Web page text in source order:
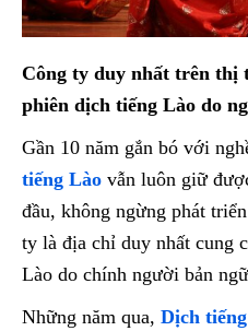
Công ty duy nhất trên thị
phiên dịch tiếng Lào do
Gần 10 năm gắn bó với
tiếng Lào vẫn luôn giữ
đầu, không ngừng phát
ty là địa chỉ duy nhất cung
Lào do chính người bản
Những năm qua, Dịch